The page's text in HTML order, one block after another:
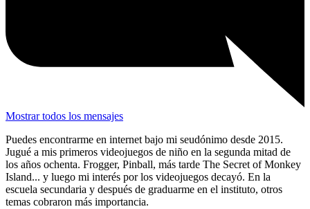
Mostrar todos los mensajes
Puedes encontrarme en internet bajo mi seudónimo desde 2015.
Jugué a mis primeros videojuegos de niño en la segunda mitad de
los años ochenta. Frogger, Pinball, más tarde The Secret of Monkey
Island... y luego mi interés por los videojuegos decayó. En la
escuela secundaria y después de graduarme en el instituto, otros
temas cobraron más importancia.